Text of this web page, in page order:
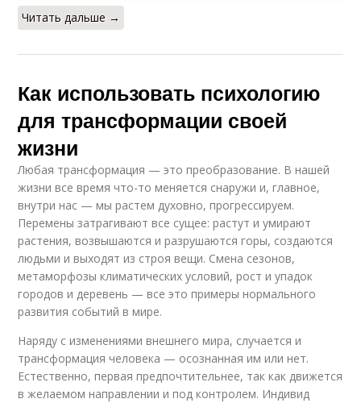
Читать дальше →
Как использовать психологию
для трансформации своей
жизни
Любая трансформация — это преобразование. В нашей
жизни все время что-то меняется снаружи и, главное,
внутри нас — мы растем духовно, прогрессируем.
Перемены затрагивают все сущее: растут и умирают
растения, возвышаются и разрушаются горы, создаются
людьми и выходят из строя вещи. Смена сезонов,
метаморфозы климатических условий, рост и упадок
городов и деревень — все это примеры нормального
развития событий в мире.
Наряду с изменениями внешнего мира, случается и
трансформация человека — осознанная им или нет.
Естественно, первая предпочтительнее, так как движется
в желаемом направлении и под контролем. Индивид